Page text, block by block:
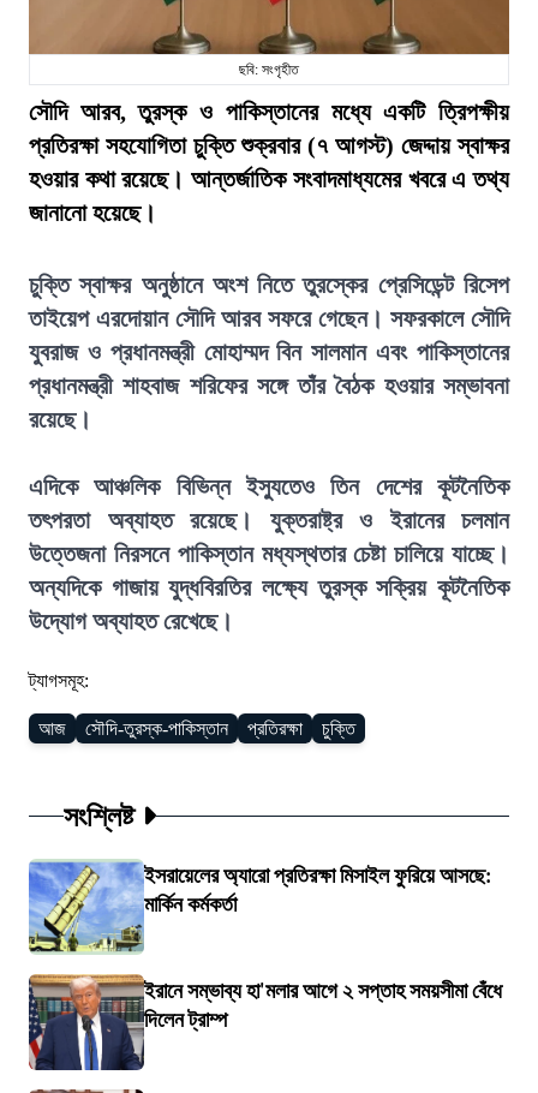
ছবি: সংগৃহীত
সৌদি আরব, তুরস্ক ও পাকিস্তানের মধ্যে একটি ত্রিপক্ষীয়
প্রতিরক্ষা সহযোগিতা চুক্তি শুক্রবার (৭ আগস্ট) জেদ্দায় স্বাক্ষর
হওয়ার কথা রয়েছে। আন্তর্জাতিক সংবাদমাধ্যমের খবরে এ তথ্য
জানানো হয়েছে।
চুক্তি স্বাক্ষর অনুষ্ঠানে অংশ নিতে তুরস্কের প্রেসিডেন্ট রিসেপ
তাইয়েপ এরদোয়ান সৌদি আরব সফরে গেছেন। সফরকালে সৌদি
যুবরাজ ও প্রধানমন্ত্রী মোহাম্মদ বিন সালমান এবং পাকিস্তানের
প্রধানমন্ত্রী শাহবাজ শরিফের সঙ্গে তাঁর বৈঠক হওয়ার সম্ভাবনা
রয়েছে।
এদিকে আঞ্চলিক বিভিন্ন ইস্যুতেও তিন দেশের কূটনৈতিক
তৎপরতা অব্যাহত রয়েছে। যুক্তরাষ্ট্র ও ইরানের চলমান
উত্তেজনা নিরসনে পাকিস্তান মধ্যস্থতার চেষ্টা চালিয়ে যাচ্ছে।
অন্যদিকে গাজায় যুদ্ধবিরতির লক্ষ্যে তুরস্ক সক্রিয় কূটনৈতিক
উদ্যোগ অব্যাহত রেখেছে।
ট্যাগসমূহ:
আজ সৌদি-তুরস্ক-পাকিস্তান প্রতিরক্ষা চুক্তি
সংশ্লিষ্ট
ইসরায়েলের অ্যারো প্রতিরক্ষা মিসাইল ফুরিয়ে আসছে:
মার্কিন কর্মকর্তা
ইরানে সম্ভাব্য হা'মলার আগে ২ সপ্তাহ সময়সীমা বেঁধে
দিলেন ট্রাম্প